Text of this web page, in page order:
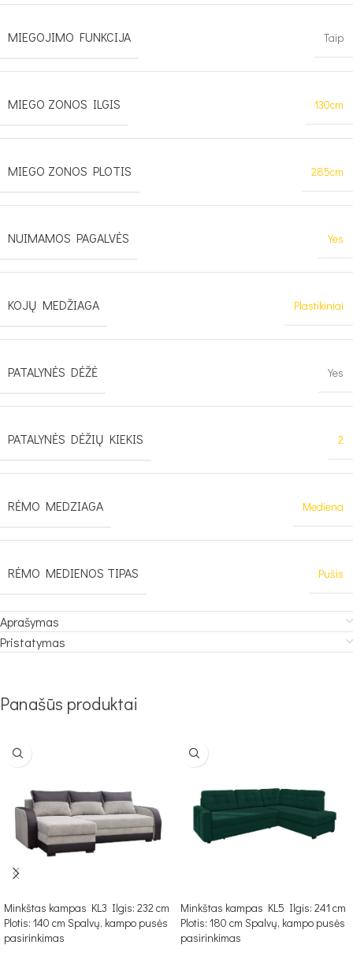
MIEGOJIMO FUNKCIJA Taip
MIEGO ZONOS ILGIS 130cm
MIEGO ZONOS PLOTIS 285cm
NUIMAMOS PAGALVĖS Yes
KOJŲ MEDŽIAGA Plastikiniai
PATALYNĖS DĖŽĖ Yes
PATALYNĖS DĖŽIŲ KIEKIS 2
RĖMO MEDZIAGA Mediena
RĖMO MEDIENOS TIPAS Pušis
Aprašymas
Pristatymas
Panašūs produktai
Minkštas kampas KL3 Ilgis: 232 cm
Plotis: 140 cm Spalvų, kampo pusės
pasirinkimas
Minkštas kampas KL5 Ilgis: 241 cm
Plotis: 180 cm Spalvų, kampo pusės
pasirinkimas